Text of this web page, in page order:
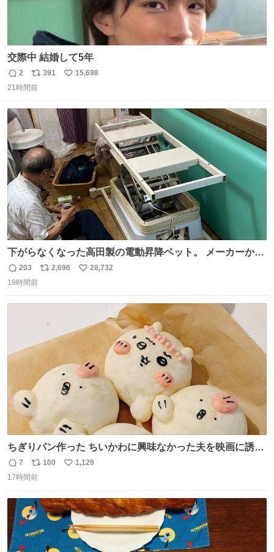
交際中 結婚して5年
返
信
2
リ
ポ
ト
数
391
い
数
15,698
21時間前
下がらなくなった高田製の電動昇降ベット。 メーカーから
は、完全に見放されたんですが、 見事に85歳の父が治しま
した。 うちの父は、トヨタカローラのボディをオート生産
の配線をハンダで修理している横で、
返
信
203
リ
数
2,696
い
28,732
18時間前
ちぎりパン作った ちいかわに興味なかった夫を映画に誘い
出すことに成功したからさァ、永遠のいのち食べさせてか
ら観に行くねッ🎫
返
信
7
リ
ポ
ト
数
100
い
数
1,129
17時間前